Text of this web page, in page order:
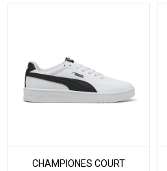
CHAMPIONES COURT